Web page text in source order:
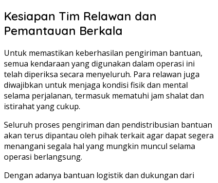
Kesiapan Tim Relawan dan
Pemantauan Berkala
Untuk memastikan keberhasilan pengiriman bantuan,
semua kendaraan yang digunakan dalam operasi ini
telah diperiksa secara menyeluruh. Para relawan juga
diwajibkan untuk menjaga kondisi fisik dan mental
selama perjalanan, termasuk mematuhi jam shalat dan
istirahat yang cukup.
Seluruh proses pengiriman dan pendistribusian bantuan
akan terus dipantau oleh pihak terkait agar dapat segera
menangani segala hal yang mungkin muncul selama
operasi berlangsung.
Dengan adanya bantuan logistik dan dukungan dari